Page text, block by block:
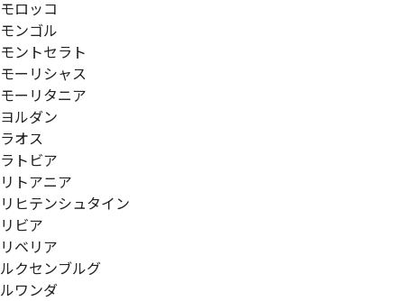
モロッコ
モンゴル
モントセラト
モーリシャス
モーリタニア
ヨルダン
ラオス
ラトビア
リトアニア
リヒテンシュタイン
リビア
リベリア
ルクセンブルグ
ルワンダ